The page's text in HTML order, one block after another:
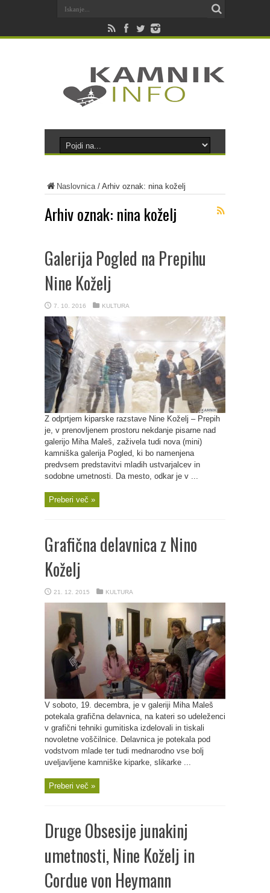
Naslovnica/ Arhiv oznak: nina koželj
Arhiv oznak: nina koželj
Galerija Pogled na Prepihu
Nine Koželj
7. 10. 2016 KULTURA
Z odprtjem kiparske razstave Nine Koželj – Prepih
je, v prenovljenem prostoru nekdanje pisarne nad
galerijo Miha Maleš, zaživela tudi nova (mini)
kamniška galerija Pogled, ki bo namenjena
predvsem predstavitvi mladih ustvarjalcev in
sodobne umetnosti. Da mesto, odkar je v ...
Preberi več »
Grafična delavnica z Nino
Koželj
21. 12. 2015 KULTURA
V soboto, 19. decembra, je v galeriji Miha Maleš
potekala grafična delavnica, na kateri so udeleženci
v grafični tehniki gumitiska izdelovali in tiskali
novoletne voščilnice. Delavnica je potekala pod
vodstvom mlade ter tudi mednarodno vse bolj
uveljavljene kamniške kiparke, slikarke ...
Preberi več »
Druge Obsesije junakinj
umetnosti, Nine Koželj in
Cordue von Heymann